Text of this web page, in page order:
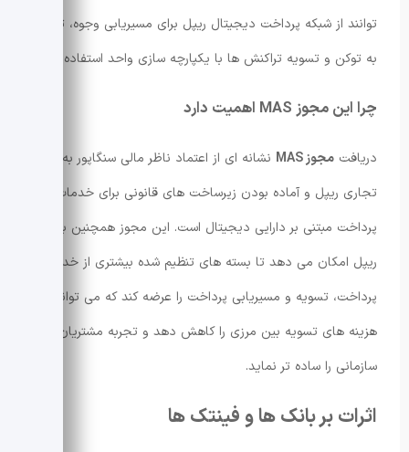
توانند از شبکه پرداخت دیجیتال ریپل برای مسیریابی وجوه، تبدیل
به توکن و تسویه تراکنش ها با یکپارچه سازی واحد استفاده کنند.
چرا این مجوز MAS اهمیت دارد
دریافت مجوز MAS
نشانه ای از اعتماد ناظر مالی سنگاپور به مدل
تجاری ریپل و آماده بودن زیرساخت های قانونی برای خدمات
پرداخت مبتنی بر دارایی دیجیتال است. این مجوز همچنین به
ریپل امکان می دهد تا بسته های تنظیم شده بیشتری از خدمات
پرداخت، تسویه و مسیریابی پرداخت را عرضه کند که می تواند
هزینه های تسویه بین مرزی را کاهش دهد و تجربه مشتریان
سازمانی را ساده تر نماید.
اثرات بر بانک ها و فینتک ها